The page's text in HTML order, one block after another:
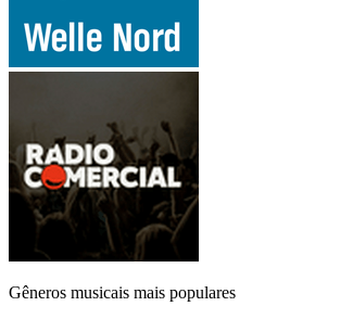
Gêneros musicais mais populares